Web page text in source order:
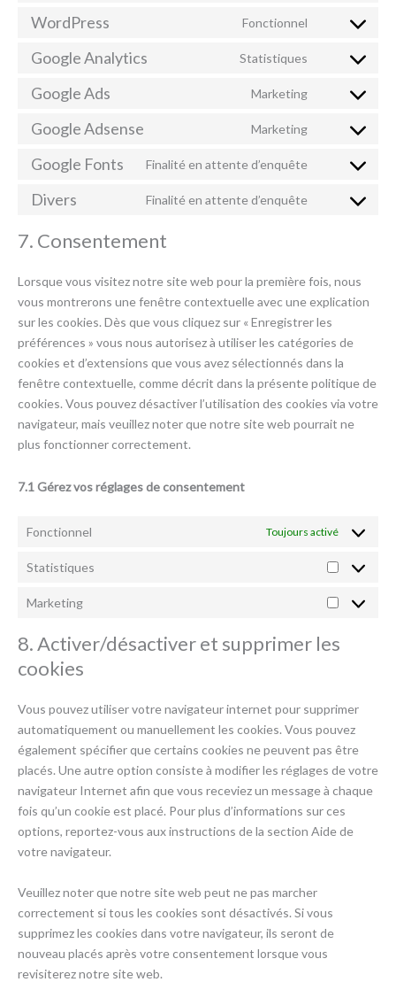
optinmonster
WordPress Fonctionnel
Consent
wordpress
Google Analytics Statistiques
Consent
google-
Google Ads Marketing
Consent
google-
Google Adsense Marketing
Consent
google-
Google Fonts Finalité en attente d’enquête
Consent
Divers Finalité en attente d’enquête
Consent
7. Consentement
Lorsque vous visitez notre site web pour la première fois, nous
vous montrerons une fenêtre contextuelle avec une explication
sur les cookies. Dès que vous cliquez sur « Enregistrer les
préférences » vous nous autorisez à utiliser les catégories de
cookies et d’extensions que vous avez sélectionnés dans la
fenêtre contextuelle, comme décrit dans la présente politique de
cookies. Vous pouvez désactiver l’utilisation des cookies via votre
navigateur, mais veuillez noter que notre site web pourrait ne
plus fonctionner correctement.
7.1 Gérez vos réglages de consentement
Fonctionnel Toujours activé
Statistiques
Marketing
Marketing
8. Activer/désactiver et supprimer les
cookies
Vous pouvez utiliser votre navigateur internet pour supprimer
automatiquement ou manuellement les cookies. Vous pouvez
également spécifier que certains cookies ne peuvent pas être
placés. Une autre option consiste à modifier les réglages de votre
navigateur Internet afin que vous receviez un message à chaque
fois qu’un cookie est placé. Pour plus d’informations sur ces
options, reportez-vous aux instructions de la section Aide de
votre navigateur.
Veuillez noter que notre site web peut ne pas marcher
correctement si tous les cookies sont désactivés. Si vous
supprimez les cookies dans votre navigateur, ils seront de
nouveau placés après votre consentement lorsque vous
revisiterez notre site web.